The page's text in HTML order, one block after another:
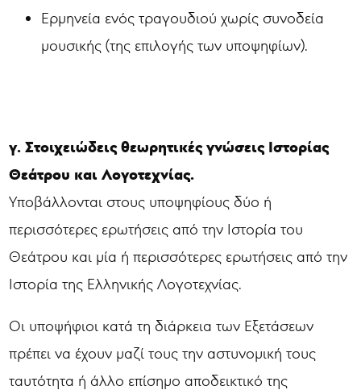
Ερμηνεία ενός τραγουδιού χωρίς συνοδεία
μουσικής (της επιλογής των υποψηφίων).
γ. Στοιχειώδεις θεωρητικές γνώσεις Ιστορίας
Θεάτρου και Λογοτεχνίας.
Υποβάλλονται στους υποψηφίους δύο ή
περισσότερες ερωτήσεις από την Ιστορία του
Θεάτρου και μία ή περισσότερες ερωτήσεις από την
Ιστορία της Ελληνικής Λογοτεχνίας.
Οι υποψήφιοι κατά τη διάρκεια των Εξετάσεων
πρέπει να έχουν μαζί τους την αστυνομική τους
ταυτότητα ή άλλο επίσημο αποδεικτικό της